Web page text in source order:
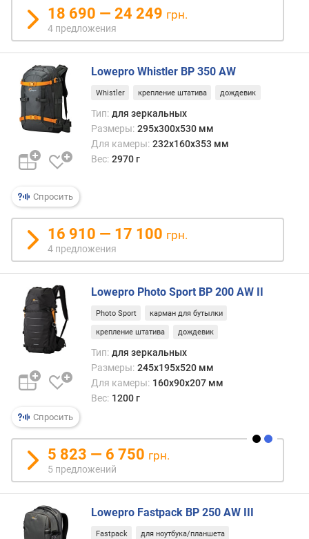
18 690 — 24 249 грн.
4 предложения
Спросить
Lowepro Whistler BP 350 AW
Whistler крепление штатива дождевик
Тип: для зеркальных
Размеры: 295x300x530 мм
Для камеры: 232x160x353 мм
Вес: 2970 г
16 910 — 17 100 грн.
4 предложения
Спросить
Lowepro Photo Sport BP 200 AW II
Photo Sport карман для бутылки
крепление штатива дождевик
Тип: для зеркальных
Размеры: 245x195x520 мм
Для камеры: 160x90x207 мм
Вес: 1200 г
5 823 — 6 750 грн.
5 предложений
Lowepro Fastpack BP 250 AW III
Fastpack для ноутбука/планшета